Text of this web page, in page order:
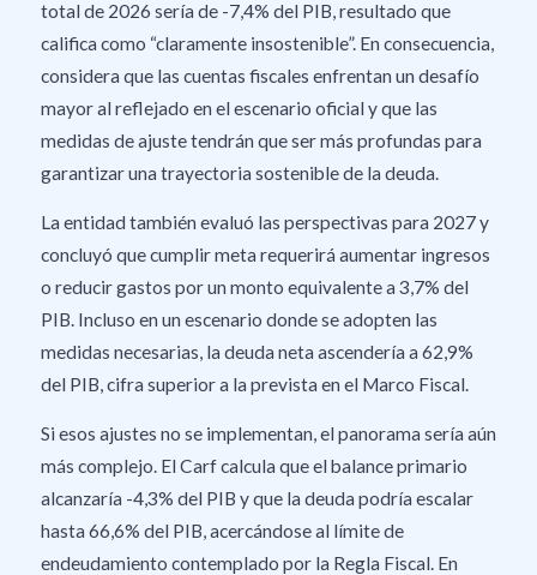
total de 2026 sería de -7,4% del PIB, resultado que
califica como “claramente insostenible”. En consecuencia,
considera que las cuentas fiscales enfrentan un desafío
mayor al reflejado en el escenario oficial y que las
medidas de ajuste tendrán que ser más profundas para
garantizar una trayectoria sostenible de la deuda.
La entidad también evaluó las perspectivas para 2027 y
concluyó que cumplir meta requerirá aumentar ingresos
o reducir gastos por un monto equivalente a 3,7% del
PIB. Incluso en un escenario donde se adopten las
medidas necesarias, la deuda neta ascendería a 62,9%
del PIB, cifra superior a la prevista en el Marco Fiscal.
Si esos ajustes no se implementan, el panorama sería aún
más complejo. El Carf calcula que el balance primario
alcanzaría -4,3% del PIB y que la deuda podría escalar
hasta 66,6% del PIB, acercándose al límite de
endeudamiento contemplado por la Regla Fiscal. En